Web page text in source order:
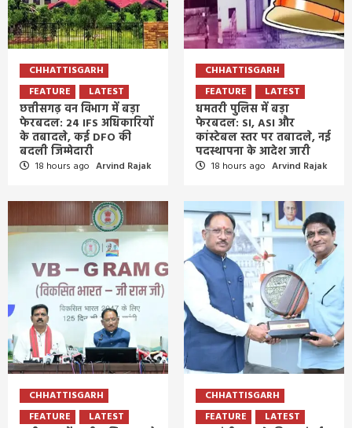
CHHATTISGARH
FEATURE
LATEST
छत्तीसगढ़ वन विभाग में बड़ा
फेरबदल: 24 IFS अधिकारियों
के तबादले, कई DFO की
बदली जिम्मेदारी
18 hours ago Arvind Rajak
CHHATTISGARH
FEATURE
LATEST
धमतरी पुलिस में बड़ा
फेरबदल: SI, ASI और
कांस्टेबल स्तर पर तबादले, नई
पदस्थापना के आदेश जारी
18 hours ago Arvind Rajak
CHHATTISGARH
FEATURE
LATEST
CHHATTISGARH
FEATURE
LATEST